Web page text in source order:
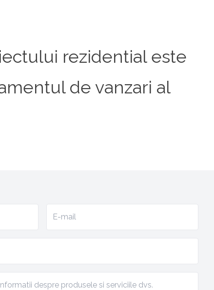
rezidential este
de vanzari al